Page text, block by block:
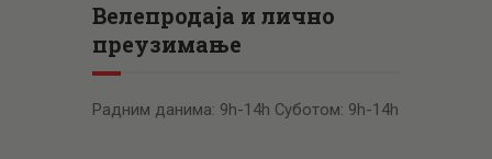
Велепродаја и лично
преузимање
Радним данима: 9h-14h Суботом: 9h-14h